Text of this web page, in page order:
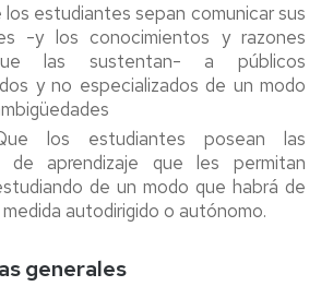
estudiantes sepan comunicar sus
-y los conocimientos y razones
las sustentan- a públicos
y no especializados de un modo
los estudiantes posean las
de aprendizaje que les permitan
de un modo que habrá de
autodirigido o autónomo.
generales